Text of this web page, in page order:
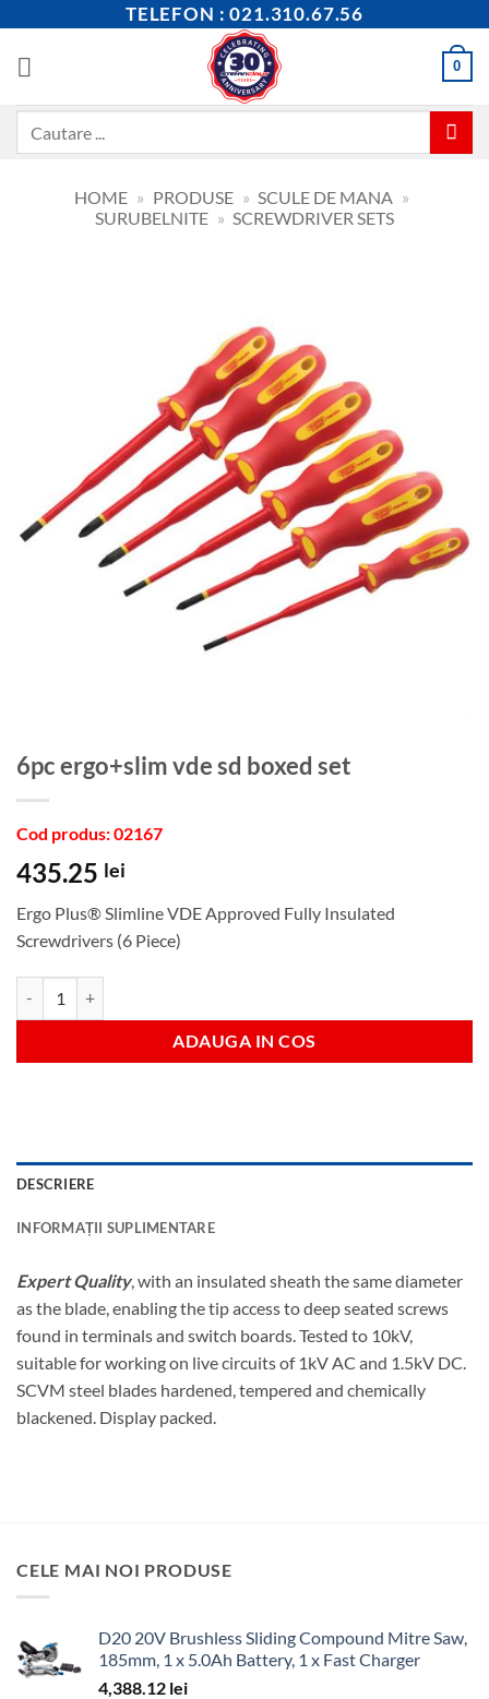
content
TELEFON : 021.310.67.56
0
HOME » PRODUSE » SCULE DE MANA »
SURUBELNITE » SCREWDRIVER SETS
6pc ergo+slim vde sd boxed set
Cod produs: 02167
435.25 lei
Ergo Plus® Slimline VDE Approved Fully Insulated
Screwdrivers (6 Piece)
ADAUGA IN COS
DESCRIERE
INFORMAȚII SUPLIMENTARE
Expert Quality, with an insulated sheath the same diameter
as the blade, enabling the tip access to deep seated screws
found in terminals and switch boards. Tested to 10kV,
suitable for working on live circuits of 1kV AC and 1.5kV DC.
SCVM steel blades hardened, tempered and chemically
blackened. Display packed.
CELE MAI NOI PRODUSE
D20 20V Brushless Sliding Compound Mitre Saw,
185mm, 1 x 5.0Ah Battery, 1 x Fast Charger
4,388.12 lei